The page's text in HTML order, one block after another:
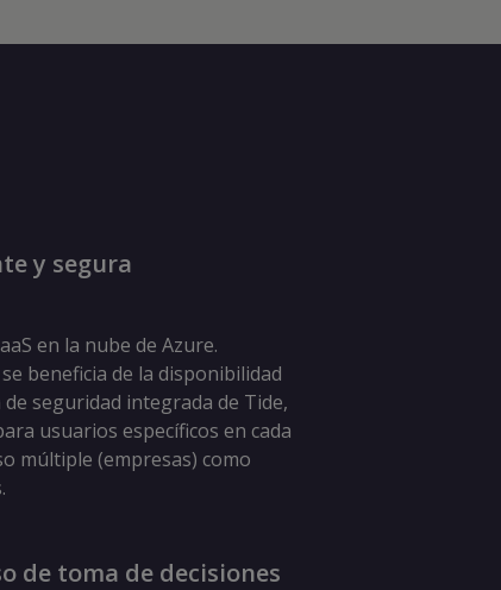
y segura
en la nube de Azure.
beneficia de la disponibilidad
seguridad integrada de Tide,
usuarios específicos en cada
múltiple (empresas) como
de toma de decisiones